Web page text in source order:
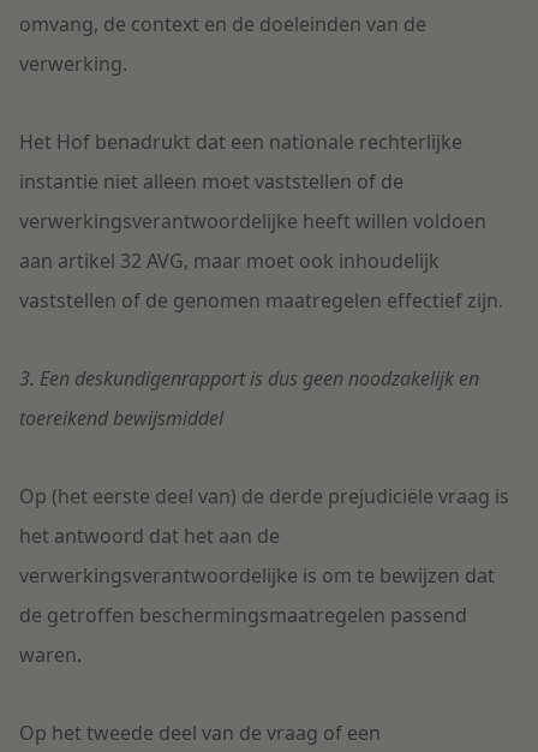
omvang, de context en de doeleinden van de
verwerking.
Het Hof benadrukt dat een nationale rechterlijke
instantie niet alleen moet vaststellen of de
verwerkingsverantwoordelijke heeft willen voldoen
aan artikel 32 AVG, maar moet ook inhoudelijk
vaststellen of de genomen maatregelen effectief zijn.
3. Een deskundigenrapport is dus geen noodzakelijk en
toereikend bewijsmiddel
Op (het eerste deel van) de derde prejudiciële vraag is
het antwoord dat het aan de
verwerkingsverantwoordelijke is om te bewijzen dat
de getroffen beschermingsmaatregelen passend
waren.
Op het tweede deel van de vraag of een